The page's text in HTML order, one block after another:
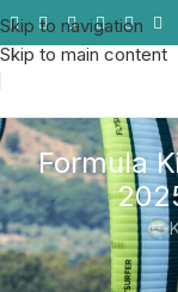
Skip to navigation
Skip to main content
Formula